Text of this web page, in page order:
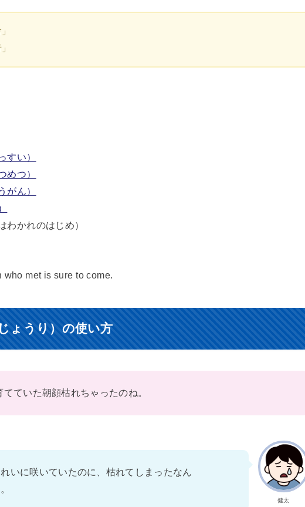
すい）
めつ）
がん）
わかれのはじめ）
met is sure to come.
ょうり）の使い方
てていた朝顔枯れちゃったのね。
健太
いに咲いていたのに、枯れてしまったなん